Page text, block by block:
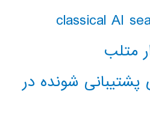
متلب
شونده در